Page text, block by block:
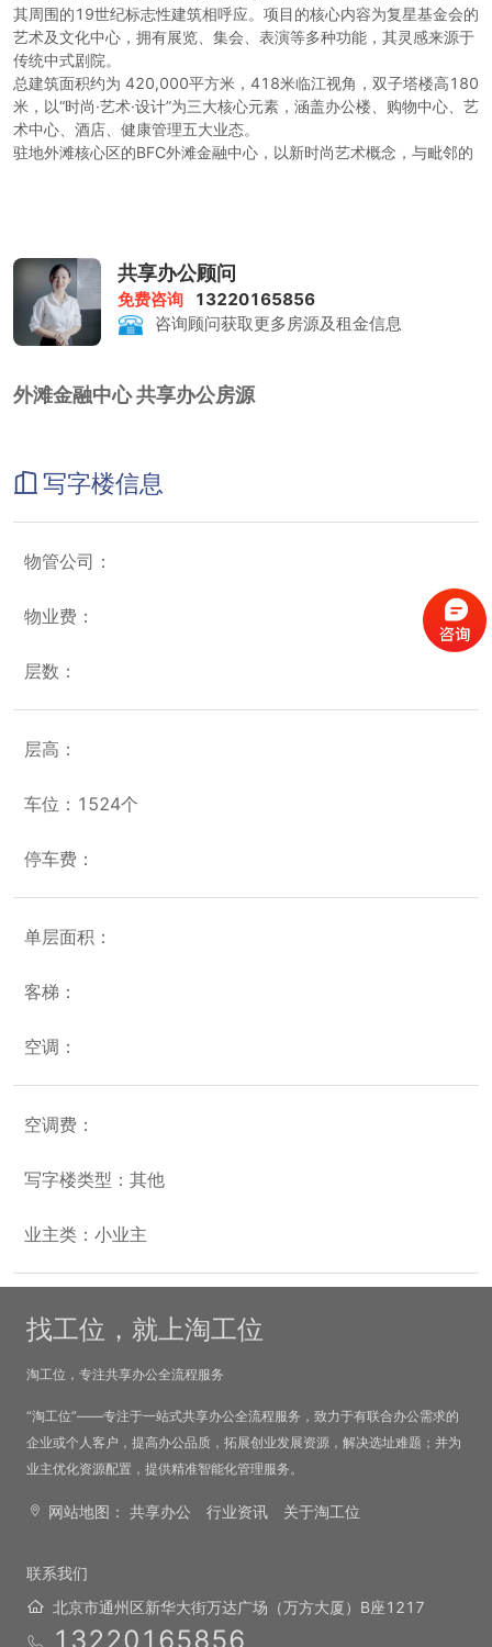
其周围的19世纪标志性建筑相呼应。项目的核心内容为复星基金会的
艺术及文化中心，拥有展览、集会、表演等多种功能，其灵感来源于
传统中式剧院。
总建筑面积约为 420,000平方米，418米临江视角，双子塔楼高180
米，以“时尚·艺术·设计”为三大核心元素，涵盖办公楼、购物中心、艺
术中心、酒店、健康管理五大业态。
驻地外滩核心区的BFC外滩金融中心，以新时尚艺术概念，与毗邻的
位于北区商场B1、B2层的BFC文创里，汇集50余家原创设计店铺、
超过100个品牌，是融文化、创意、生活美学为一体的综合性开放空
间。位于B1层的展演空间通过丰富的艺文活动连结社群。
共享办公顾问
免费咨询
13220165856
咨询顾问获取更多房源及租金信息
外滩金融中心 共享办公房源
写字楼信息
物管公司：
物业费：
层数：
层高：
车位：1524个
停车费：
单层面积：
客梯：
空调：
空调费：
写字楼类型：其他
业主类：小业主
找工位，就上淘工位
淘工位，专注共享办公全流程服务
“淘工位”——专注于一站式共享办公全流程服务，致力于有联合办公需求的
企业或个人客户，提高办公品质，拓展创业发展资源，解决选址难题；并为
业主优化资源配置，提供精准智能化管理服务。
网站地图： 共享办公 行业资讯 关于淘工位
联系我们
北京市通州区新华大街万达广场（万方大厦）B座1217
13220165856